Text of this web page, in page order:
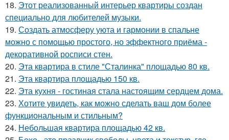
18. Этот реализованный интерьер квартиры создан
специально для любителей музыки.
19. Создать атмосферу уюта и гармонии в спальне
можно с помощью простого, но эффектного приёма -
декоративной росписи стен.
20. Эта квартира в стиле "Сталинка" площадью 80 кв.
21. Эта квартира площадью 150 кв.
22. Эта кухня - гостиная стала настоящим сердцем дома.
23. Хотите увидеть, как можно сделать ваш дом более
функциональным и стильным?
24. Небольшая квартира площадью 42 кв.